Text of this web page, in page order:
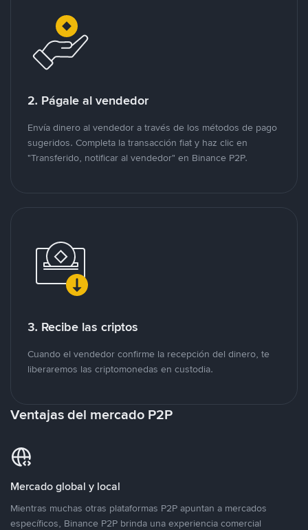
2. Págale al vendedor
Envía dinero al vendedor a través de los métodos de pago
sugeridos. Completa la transacción fiat y haz clic en
"Transferido, notificar al vendedor" en Binance P2P.
3. Recibe las criptos
Cuando el vendedor confirme la recepción del dinero, te
liberaremos las criptomonedas en custodia.
Ventajas del mercado P2P
Mercado global y local
Mientras muchas otras plataformas P2P apuntan a mercados
específicos, Binance P2P brinda una experiencia comercial